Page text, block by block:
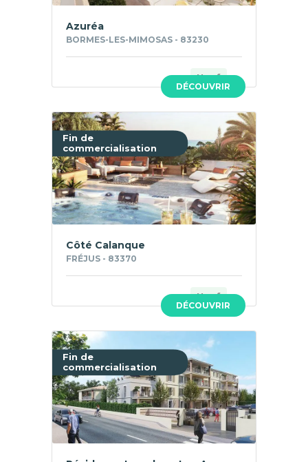
DÉCOUVRIR
Azuréa
BORMES-LES-MIMOSAS - 83230
Neuf
Fin de
commercialisation
DÉCOUVRIR
Côté Calanque
FRÉJUS - 83370
Neuf
Fin de
commercialisation